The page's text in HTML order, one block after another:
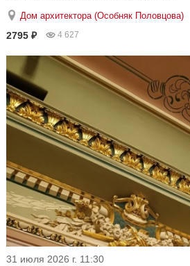
Дом архитектора (Особняк Половцова)
2795 ₽ 4 627
31 июля 2026 г. 11:30